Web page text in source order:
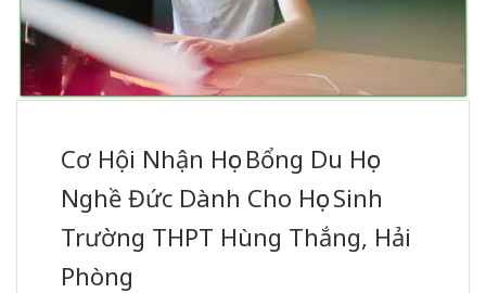
Cơ Hội Nhận Học Bổng Du Học
Nghề Đức Dành Cho Học Sinh
Trường THPT Hùng Thắng, Hải
Phòng